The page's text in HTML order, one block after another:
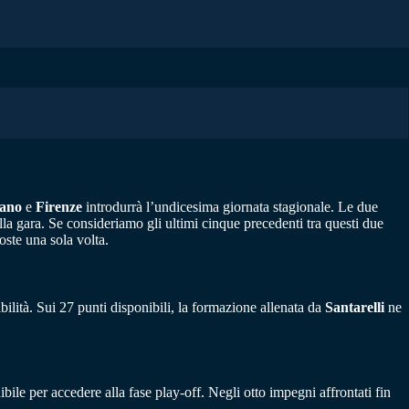
e Firenze introdurrà l’undicesima giornata stagionale. Le due
gara. Se consideriamo gli ultimi cinque precedenti tra questi due
una sola volta.
Sui 27 punti disponibili, la formazione allenata da Santarelline
per accedere alla fase play-off. Negli otto impegni affrontati fin